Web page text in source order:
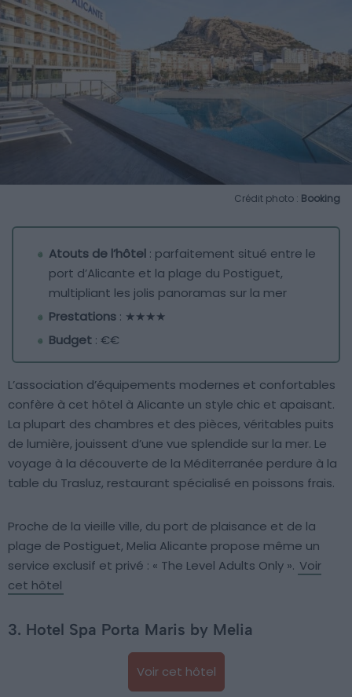
Crédit photo : Booking
Atouts de l’hôtel : parfaitement situé entre le
port d’Alicante et la plage du Postiguet,
multipliant les jolis panoramas sur la mer
Prestations : ★★★★
Budget : €€
L’association d’équipements modernes et confortables
confère à cet hôtel à Alicante un style chic et apaisant.
La plupart des chambres et des pièces, véritables puits
de lumière, jouissent d’une vue splendide sur la mer. Le
voyage à la découverte de la Méditerranée perdure à la
table du Trasluz, restaurant spécialisé en poissons frais.
Proche de la vieille ville, du port de plaisance et de la
plage de Postiguet, Melia Alicante propose même un
service exclusif et privé : « The Level Adults Only ». Voir
cet hôtel
3. Hotel Spa Porta Maris by Melia
Voir cet hôtel